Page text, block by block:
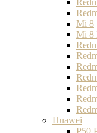
Mi 8
Mi 8
Huawei
P50